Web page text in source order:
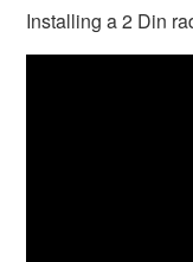
Installing a 2 Din